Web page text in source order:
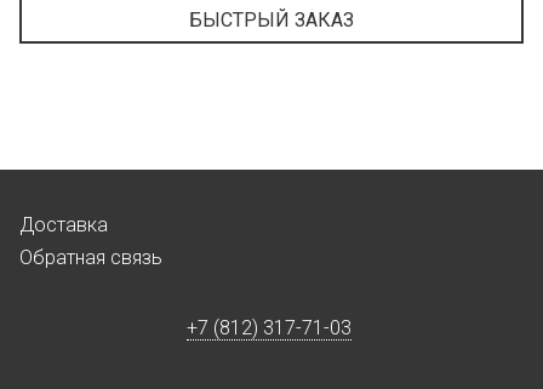
БЫСТРЫЙ ЗАКАЗ
Доставка
Обратная связь
+7 (812) 317-71-03